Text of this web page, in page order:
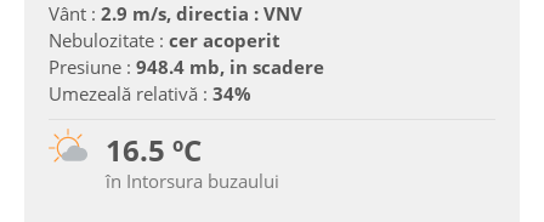
Vânt : 2.9 m/s, directia : VNV
Nebulozitate : cer acoperit
Presiune : 948.4 mb, in scadere
Umezeală relativă : 34%
16.5 ºC
în Intorsura buzaului